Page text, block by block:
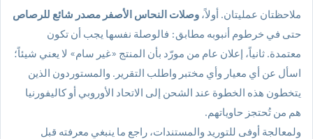
ملاحظتان عمليتان. أولاً، وصلات النحاس الأصفر مصدر شائع للرصاص
حتى في خرطوم أنبوبه مطابق: فالوصلة نفسها يجب أن تكون
معتمدة. ثانياً، إعلان عام من مورّد بأن المنتج «غير سام» لا يعني شيئاً؛
اسأل عن أي معيار وأي مختبر واطلب التقرير. والمستوردون الذين
يتخطون هذه الخطوة عند الشحن إلى الاتحاد الأوروبي أو كاليفورنيا
هم من تُحتجز حاوياتهم.
ولمعالجة أوفى للتوريد والمستندات، راجع ما ينبغي معرفته قبل